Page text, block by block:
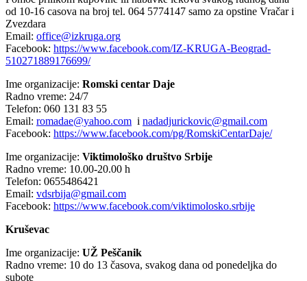
od 10-16 casova na broj tel. 064 5774147 samo za opstine Vračar i
Zvezdara
Email: office@izkruga.org
Facebook: https://www.facebook.com/IZ-KRUGA-Beograd-
510271889176699/
Ime organizacije: Romski centar Daje
Radno vreme: 24/7
Telefon: 060 131 83 55
Email: romadae@yahoo.com i nadadjurickovic@gmail.com
Facebook: https://www.facebook.com/pg/RomskiCentarDaje/
Ime organizacije: Viktimološko društvo Srbije
Radno vreme: 10.00-20.00 h
Telefon: 0655486421
Email: vdsrbija@gmail.com
Facebook: https://www.facebook.com/viktimolosko.srbije
Kruševac
Ime organizacije: UŽ Peščanik
Radno vreme: 10 do 13 časova, svakog dana od ponedeljka do
subote